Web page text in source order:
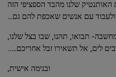
שלנו מהבד הספציפי הזה
ולעבוד עם אנשים שאכפת להם גם…
תבואו, תהנו, שבו בצל שלנו,
לים, אל תשאירו זבל אחריכם…..
ובנימה אישית,